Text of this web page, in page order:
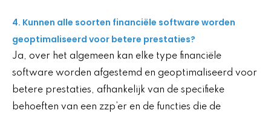
4. Kunnen alle soorten financiële software worden
geoptimaliseerd voor betere prestaties?
Ja, over het algemeen kan elke type financiële
software worden afgestemd en geoptimaliseerd voor
betere prestaties, afhankelijk van de specifieke
behoeften van een zzp’er en de functies die de